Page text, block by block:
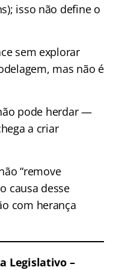
isso não define o
sem explorar
mas não é
pode herdar —
a criar
“remove
causa desse
com herança
Legislativo –